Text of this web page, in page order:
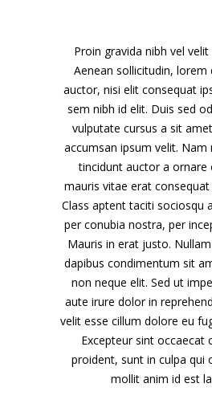
Proin gravida nibh vel
Aenean sollicitudin, lorem
auctor, nisi elit consequat
sem nibh id elit. Duis sed
vulputate cursus a sit
accumsan ipsum velit. Nam
tincidunt auctor a ornare
mauris vitae erat
Class aptent taciti sociosqu
per conubia nostra, per
Mauris in erat justo.
dapibus condimentum sit
non neque elit. Sed ut
aute irure dolor in
velit esse cillum dolore eu
Excepteur sint occaecat
proident, sunt in culpa qui
mollit anim id est